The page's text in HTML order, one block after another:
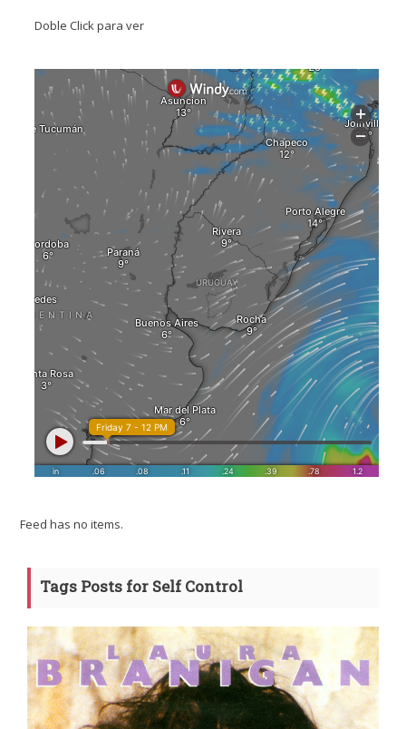
Doble Click para ver
Feed has no items.
Tags Posts for Self Control